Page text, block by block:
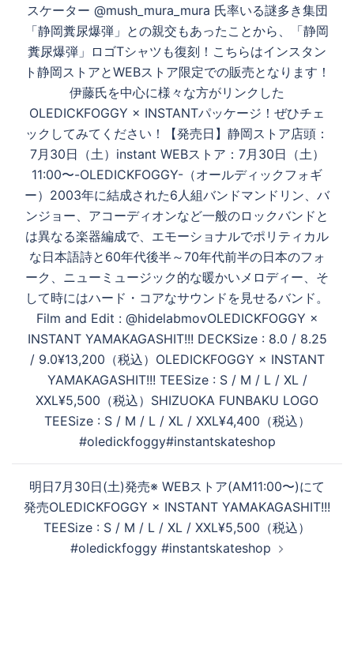
スケーター @mush_mura_mura 氏率いる謎多き集団
「静岡糞尿爆弾」との親交もあったことから、「静岡
糞尿爆弾」ロゴTシャツも復刻！こちらはインスタン
ト静岡ストアとWEBストア限定での販売となります！
伊藤氏を中心に様々な方がリンクした
OLEDICKFOGGY × INSTANTパッケージ！ぜひチェ
ックしてみてください！【発売日】静岡ストア店頭：
7月30日（土）instant WEBストア：7月30日（土）
11:00〜-OLEDICKFOGGY-（オールディックフォギ
ー）2003年に結成された6人組バンドマンドリン、バ
ンジョー、アコーディオンなど一般のロックバンドと
は異なる楽器編成で、エモーショナルでポリティカル
な日本語詩と60年代後半～70年代前半の日本のフォ
ーク、ニューミュージック的な暖かいメロディー、そ
して時にはハード・コアなサウンドを見せるバンド。
Film and Edit : @hidelabmovOLEDICKFOGGY ×
INSTANT YAMAKAGASHIT!!! DECKSize : 8.0 / 8.25
/ 9.0¥13,200（税込）OLEDICKFOGGY × INSTANT
YAMAKAGASHIT!!! TEESize : S / M / L / XL /
XXL¥5,500（税込）SHIZUOKA FUNBAKU LOGO
TEESize : S / M / L / XL / XXL¥4,400（税込）
#oledickfoggy#instantskateshop
明日7月30日(土)発売※ WEBストア(AM11:00〜)にて
発売OLEDICKFOGGY × INSTANT YAMAKAGASHIT!!!
TEESize : S / M / L / XL / XXL¥5,500（税込）
#oledickfoggy #instantskateshop